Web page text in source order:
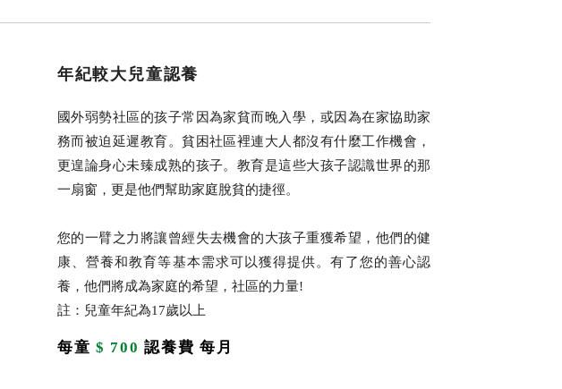
年紀較大兒童認養
國外弱勢社區的孩子常因為家貧而晚入學，或因為在家協助家
務而被迫延遲教育。貧困社區裡連大人都沒有什麼工作機會，
更遑論身心未臻成熟的孩子。教育是這些大孩子認識世界的那
一扇窗，更是他們幫助家庭脫貧的捷徑。
您的一臂之力將讓曾經失去機會的大孩子重獲希望，他們的健
康、營養和教育等基本需求可以獲得提供。有了您的善心認
養，他們將成為家庭的希望，社區的力量!
註：兒童年紀為17歲以上
每童 $ 700 認養費 每月